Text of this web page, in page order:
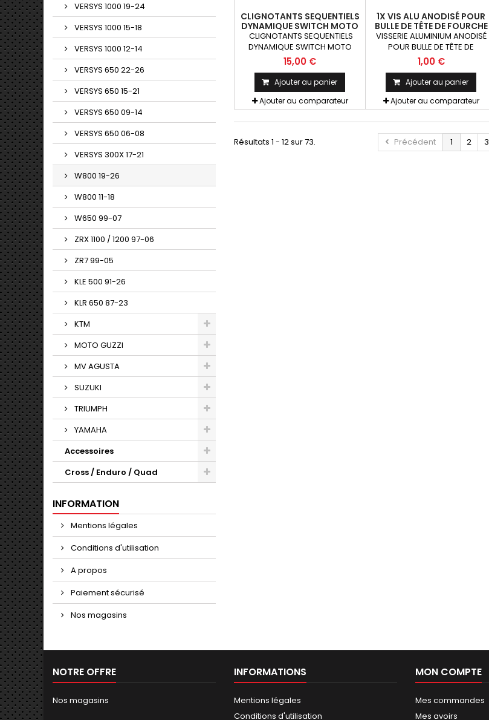
VERSYS 1000 19-24
VERSYS 1000 15-18
VERSYS 1000 12-14
VERSYS 650 22-26
VERSYS 650 15-21
VERSYS 650 09-14
VERSYS 650 06-08
VERSYS 300X 17-21
W800 19-26
W800 11-18
W650 99-07
ZRX 1100 / 1200 97-06
ZR7 99-05
KLE 500 91-26
KLR 650 87-23
KTM
MOTO GUZZI
MV AGUSTA
SUZUKI
TRIUMPH
YAMAHA
Accessoires
Cross / Enduro / Quad
INFORMATION
Mentions légales
Conditions d'utilisation
A propos
Paiement sécurisé
Nos magasins
CLIGNOTANTS SEQUENTIELS
DYNAMIQUE SWITCH MOTO
NOIRS LEDS ABS X2
CLIGNOTANTS SEQUENTIELS
DYNAMIQUE SWITCH MOTO
NOIRS LED ABS x2 pcs Paire de
clignotants universels qui
peuvent être adaptables sur
toutes motos ou scooters
15,00 €
Ajouter au panier
Ajouter au comparateur
1X VIS ALU ANODISÉ POUR
BULLE DE TÊTE DE FOURCHE
MOTOS TOUS COLORIS 1
PIÈCE
VISSERIE ALUMINIUM ANODISÉ
POUR BULLE DE TÊTE DE
FOURCHE MOTOS TOUS
COLORIS x1 8 coloris: Rouge,
Bleu, Orange, Argent, Titanium,
Or, Noir et VertKit= Vis M5x16
alu + écrou caoutchouc fileté
+ rondelle La Pièce !!!
1,00 €
Ajouter au panier
Ajouter au comparateur
Précédent 1 2 3
Résultats 1 - 12 sur 73.
NOTRE OFFRE
Nos magasins
INFORMATIONS
Mentions légales
Conditions d'utilisation
MON COMPTE
Mes commandes
Mes avoirs